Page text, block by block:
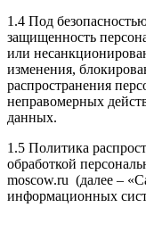
1.4 Под
защищенность
или
изменения,
распространения
неправомерных
данных.
1.5 Политика
обработкой
moscow.ru (далее –
информационных